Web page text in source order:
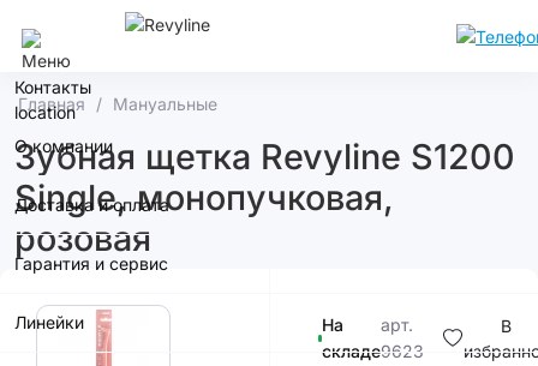
Кемерово
Контакты
О компании
Доставка и оплата
Гарантия и сервис
Линейки
Главная Мануальные
Зубная щетка Revyline S1200
Single, монопучковая,
розовая
На
складе
арт.
9623
В